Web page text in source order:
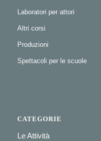
Laboratori per attori
Altri corsi
Produzioni
Spettacoli per le scuole
CATEGORIE
Le Attività